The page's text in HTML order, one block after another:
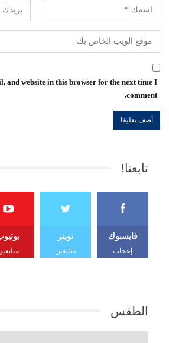
and website in this browser for the next time I
comment.
تابعنا!
فايسبوك
إعجاب
تويتر
متابعين
الطقس